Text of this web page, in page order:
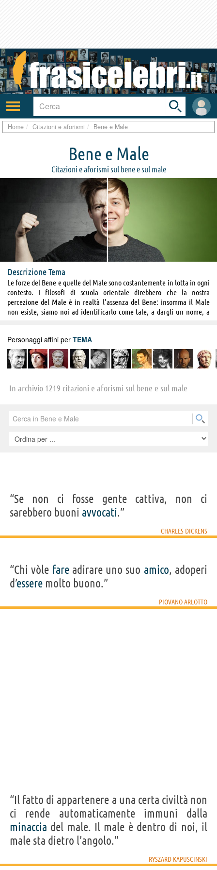
Attiva/disattiva
navigazione
User
area
Toggle
search
bar
Home Citazioni e aforismi Bene e Male
Bene e Male
Citazioni e aforismi sul bene e sul male
Descrizione Tema
Le forze del Bene e quelle del Male sono costantemente in lotta in ogni
contesto. I filosofi di scuola orientale direbbero che la nostra
percezione del Male è in realtà l’assenza del Bene: insomma il Male
non esiste, siamo noi ad identificarlo come tale, a dargli un nome, a
alla malattia. Siamo noi che pensiamo al Bene come antidoto e
medicina per combattere l’esercito malefico sempre in agguato.
Continuiamo ad agire come se la vita fosse una rappresentazione
teatrale in cui non è possibile esistere se non contrapponendosi a
uno scontro eterno in cui le parti in causa non possono sopravvivere
Personaggi affini per TEMA
In archivio 1219 citazioni e aforismi sul bene e sul male
“Se non ci fosse gente cattiva, non ci
sarebbero buoni avvocati.”
CHARLES DICKENS
“Chi vòle fareadirare uno suo amico, adoperi
d’essere molto buono.”
PIOVANO ARLOTTO
“Il fatto di appartenere a una certa civiltà non
ci rende automaticamente immuni dalla
minaccia del male. Il male è dentro di noi, il
male sta dietro l’angolo.”
RYSZARD KAPUSCINSKI